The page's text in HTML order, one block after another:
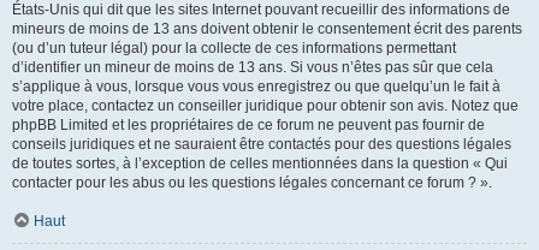
États-Unis qui dit que les sites Internet pouvant recueillir des informations de
mineurs de moins de 13 ans doivent obtenir le consentement écrit des parents
(ou d’un tuteur légal) pour la collecte de ces informations permettant
d’identifier un mineur de moins de 13 ans. Si vous n’êtes pas sûr que cela
s’applique à vous, lorsque vous vous enregistrez ou que quelqu’un le fait à
votre place, contactez un conseiller juridique pour obtenir son avis. Notez que
phpBB Limited et les propriétaires de ce forum ne peuvent pas fournir de
conseils juridiques et ne sauraient être contactés pour des questions légales
de toutes sortes, à l’exception de celles mentionnées dans la question « Qui
contacter pour les abus ou les questions légales concernant ce forum ? ».
Haut